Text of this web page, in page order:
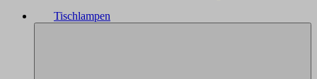
Tischlampen